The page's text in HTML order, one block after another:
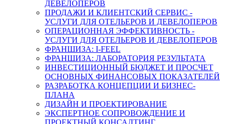
ДЕВЕЛОПЕРОВ
ПРОДАЖИ И КЛИЕНТСКИЙ СЕРВИС -
УСЛУГИ ДЛЯ ОТЕЛЬЕРОВ И ДЕВЕЛОПЕРОВ
ОПЕРАЦИОННАЯ ЭФФЕКТИВНОСТЬ -
УСЛУГИ ДЛЯ ОТЕЛЬЕРОВ И ДЕВЕЛОПЕРОВ
ФРАНШИЗА: I-FEEL
ФРАНШИЗА: ЛАБОРАТОРИЯ РЕЗУЛЬТАТА
ИНВЕСТИЦИОННЫЙ БЮДЖЕТ И ПРОСЧЕТ
ОСНОВНЫХ ФИНАНСОВЫХ ПОКАЗАТЕЛЕЙ
РАЗРАБОТКА КОНЦЕПЦИИ И БИЗНЕС-
ПЛАНА
ДИЗАЙН И ПРОЕКТИРОВАНИЕ
ЭКСПЕРТНОЕ СОПРОВОЖДЕНИЕ И
ПРОЕКТНЫЙ КОНСАЛТИНГ